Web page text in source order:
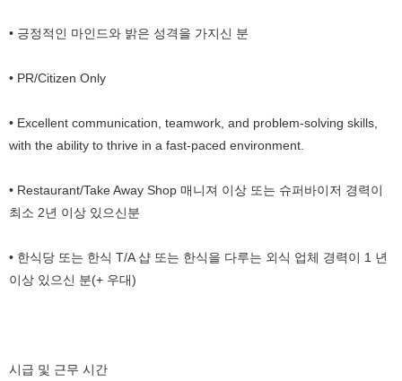
• 긍정적인 마인드와 밝은 성격을 가지신 분
• PR/Citizen Only
• Excellent communication, teamwork, and problem-solving skills,
with the ability to thrive in a fast-paced environment.
• Restaurant/Take Away Shop 매니져 이상 또는 슈퍼바이저 경력이
최소 2년 이상 있으신분
• 한식당 또는 한식 T/A 샵 또는 한식을 다루는 외식 업체 경력이 1 년
이상 있으신 분(+ 우대)
시급 및 근무 시간